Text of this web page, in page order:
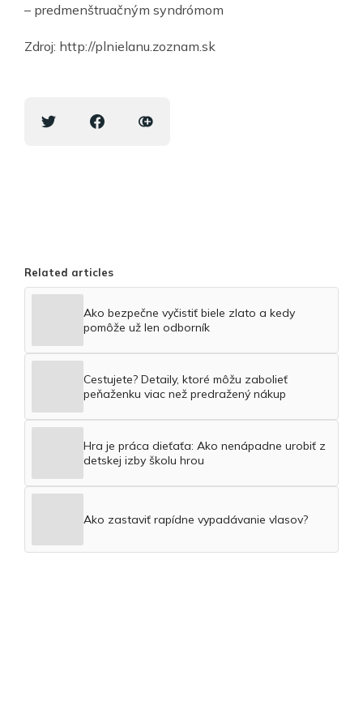
– predmenštruačným syndrómom
Zdroj: http://plnielanu.zoznam.sk
Related articles
Ako bezpečne vyčistiť biele zlato a kedy
pomôže už len odborník
Cestujete? Detaily, ktoré môžu zabolieť
peňaženku viac než predražený nákup
Hra je práca dieťaťa: Ako nenápadne urobiť z
detskej izby školu hrou
Ako zastaviť rapídne vypadávanie vlasov?